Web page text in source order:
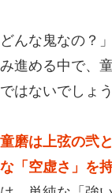
んな鬼なの？
める中で、
はないでしょう
童磨は上弦の弐
「空虚さ」を